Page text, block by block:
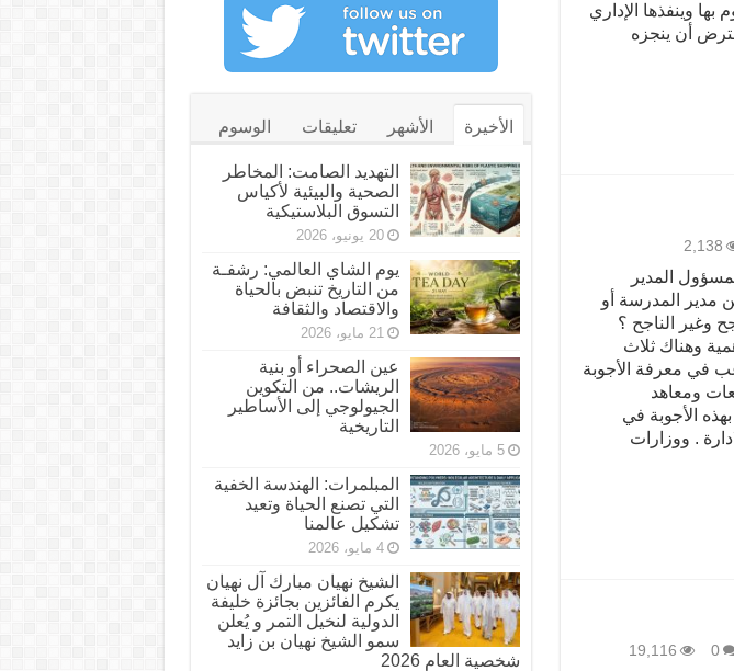
بها وينفذها الإداري
أن ينجزه
2,138
المدير
مدير المدرسة أو
وغير الناجح ؟
وهناك ثلاث
في معرفة الأجوبة
ومعاهد
الأجوبة في
. ووزارات
0
19,116
الأخيرة الأشهر تعليقات الوسوم
التهديد الصامت: المخاطر
الصحية والبيئية لأكياس
التسوق البلاستيكية
20 يونيو، 2026
يوم الشاي العالمي: رشفـة
من التاريخ تنبض بالحياة
والاقتصاد والثقافة
21 مايو، 2026
عين الصحراء أو بنية
الريشات.. من التكوين
الجيولوجي إلى الأساطير
التاريخية
5 مايو، 2026
المبلمرات: الهندسة الخفية
التي تصنع الحياة وتعيد
تشكيل عالمنا
4 مايو، 2026
الشيخ نهيان مبارك آل نهيان
يكرم الفائزين بجائزة خليفة
الدولية لنخيل التمر و يُعلن
سمو الشيخ نهيان بن زايد
شخصية العام 2026